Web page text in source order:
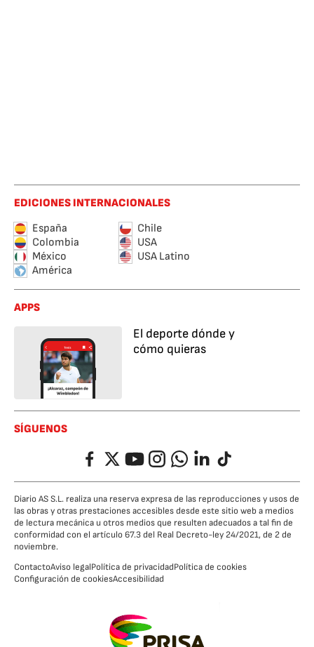
EDICIONES INTERNACIONALES
España
Chile
Colombia
USA
México
USA Latino
América
APPS
El deporte dónde y
cómo quieras
SÍGUENOS
FacebookTwitterYouTubeInstagramWhatsappLinkedIn
TikTok
Diario AS S.L. realiza una reserva expresa de las reproducciones y usos de
las obras y otras prestaciones accesibles desde este sitio web a medios
de lectura mecánica u otros medios que resulten adecuados a tal fin de
conformidad con el artículo 67.3 del Real Decreto-ley 24/2021, de 2 de
noviembre.
ContactoAviso legalPolítica de privacidadPolítica de cookies
Configuración de cookiesAccesibilidad